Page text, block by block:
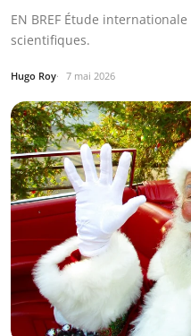
EN BREF Étude
scientifiques.
Hugo Roy 7 mai 2026